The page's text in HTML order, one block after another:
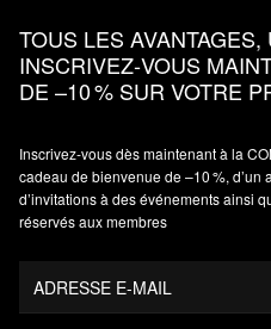
TOUS LES
INSCRIVEZ‑VOUS
DE –10 % SUR VOTRE
Inscrivez‑vous dès maintenant à la
cadeau de bienvenue de –10 %, d’un
d’invitations à des événements ainsi
réservés aux membres
ADRESSE E-MAIL